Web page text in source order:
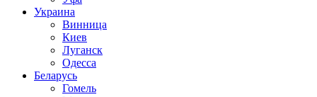
Украина
Винница
Киев
Луганск
Одесса
Беларусь
Гомель